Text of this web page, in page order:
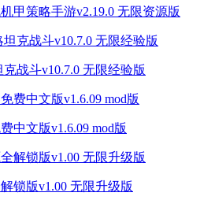
甲策略手游v2.19.0 无限资源版
战斗v10.7.0 无限经验版
中文版v1.6.09 mod版
锁版v1.00 无限升级版